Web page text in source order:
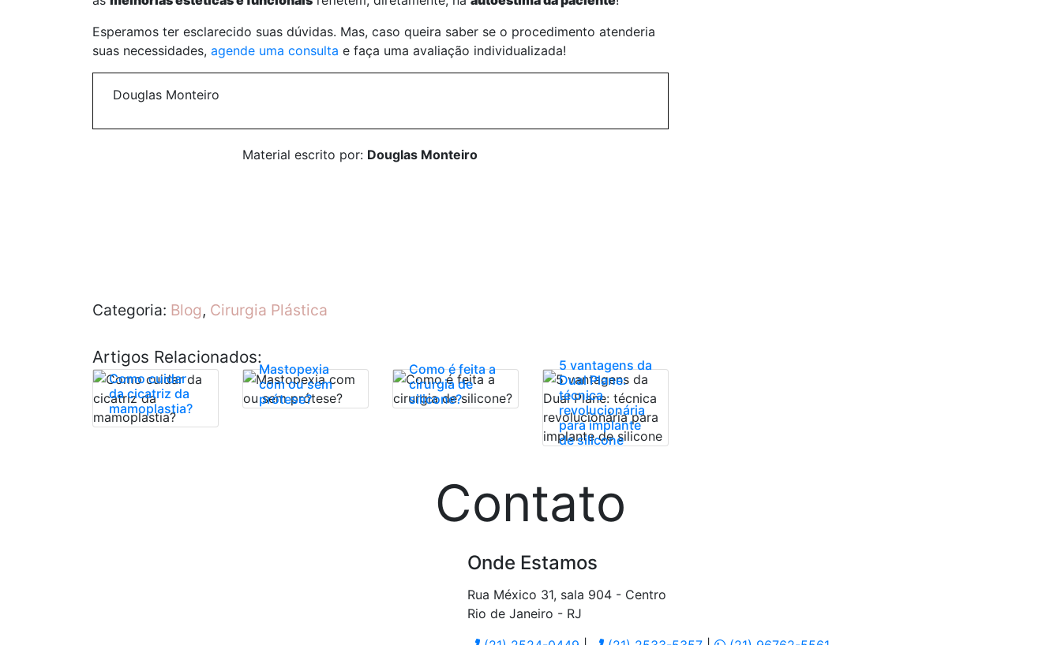
Esperamos ter esclarecido suas dúvidas. Mas, caso queira saber se o procedimento atenderia
suas necessidades, agende uma consulta e faça uma avaliação individualizada!
Douglas Monteiro
Material escrito por: Douglas Monteiro
Categoria: Blog, Cirurgia Plástica
Artigos Relacionados:
Como cuidar
da cicatriz da
mamoplastia?
Mastopexia
com ou sem
prótese?
Como é feita a
cirurgia de
silicone?
5 vantagens da
Dual Plane:
técnica
revolucionária
para implante
de silicone
Contato
Onde Estamos
Rua México 31, sala 904 - Centro
Rio de Janeiro - RJ